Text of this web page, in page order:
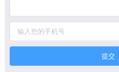
提交